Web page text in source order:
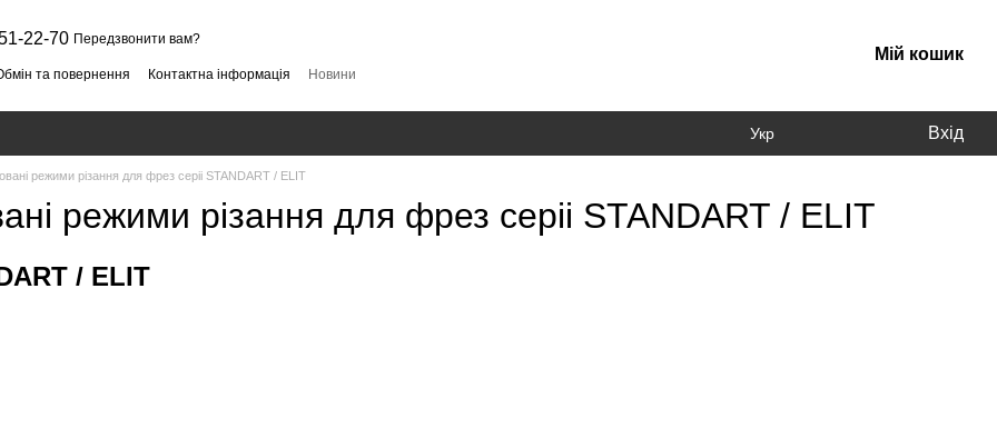
22-70 Передзвонити вам?
та повернення Контактна інформація Новини
Мій кошик
Укр Вхід
режими різання для фрез серіі STANDART / ELIT
режими різання для фрез серіі STANDART / ELIT
/ ELIT